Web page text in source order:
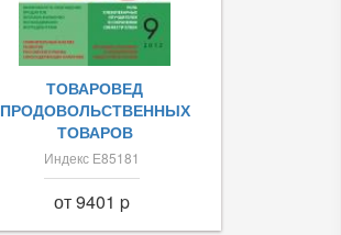
ТОВАРОВЕД
ПРОДОВОЛЬСТВЕННЫХ
ТОВАРОВ
Индекс Е85181
от 9401 p